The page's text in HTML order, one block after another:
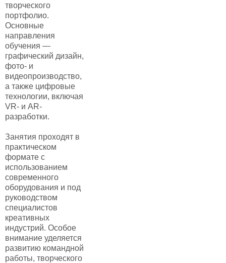
творческого
портфолио.
Основные
направления
обучения —
графический дизайн,
фото- и
видеопроизводство,
а также цифровые
технологии, включая
VR- и AR-
разработки.
Занятия проходят в
практическом
формате с
использованием
современного
оборудования и под
руководством
специалистов
креативных
индустрий. Особое
внимание уделяется
развитию командной
работы, творческого